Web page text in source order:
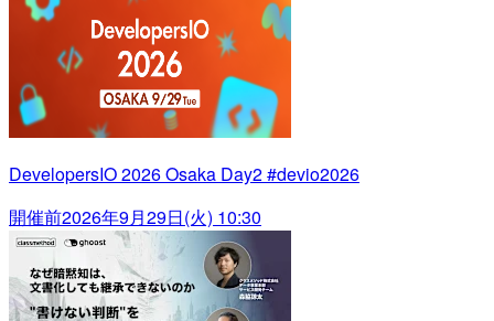
DevelopersIO 2026 Osaka Day2 #devio2026
開催前2026年9月29日(火) 10:30